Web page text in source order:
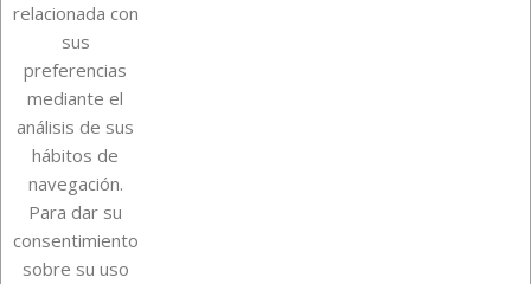
Su cuenta
Información de la tienda
relacionada con
sus
preferencias
mediante el
análisis de sus
hábitos de
navegación.
Para dar su
consentimiento
sobre su uso